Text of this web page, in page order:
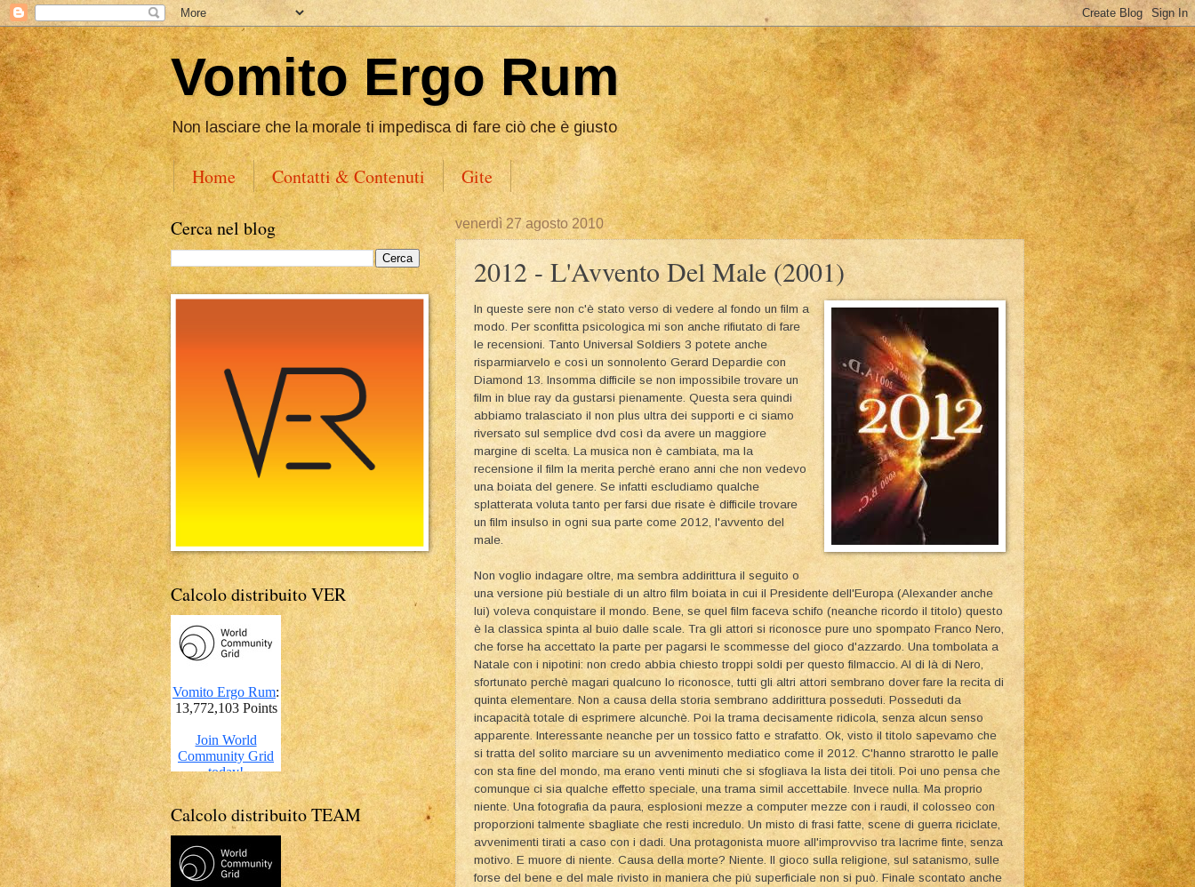
Vomito Ergo Rum
Non lasciare che la morale ti impedisca di fare ciò che è giusto
Home Contatti & Contenuti Gite
venerdì 27 agosto 2010
2012 - L'Avvento Del Male (2001)
In queste sere non c'è stato verso di vedere al fondo un film a
modo. Per sconfitta psicologica mi son anche rifiutato di fare
le recensioni. Tanto Universal Soldiers 3 potete anche
risparmiarvelo e così un sonnolento Gerard Depardie con
Diamond 13. Insomma difficile se non impossibile trovare un
film in blue ray da gustarsi pienamente. Questa sera quindi
abbiamo tralasciato il non plus ultra dei supporti e ci siamo
riversato sul semplice dvd così da avere un maggiore
margine di scelta. La musica non è cambiata, ma la
recensione il film la merita perchè erano anni che non vedevo
una boiata del genere. Se infatti escludiamo qualche
splatterata voluta tanto per farsi due risate è difficile trovare
un film insulso in ogni sua parte come 2012, l'avvento del
male.
Non voglio indagare oltre, ma sembra addirittura il seguito o
una versione più bestiale di un altro film boiata in cui il Presidente dell'Europa (Alexander anche
lui) voleva conquistare il mondo. Bene, se quel film faceva schifo (neanche ricordo il titolo) questo
è la classica spinta al buio dalle scale. Tra gli attori si riconosce pure uno spompato Franco Nero,
che forse ha accettato la parte per pagarsi le scommesse del gioco d'azzardo. Una tombolata a
Natale con i nipotini: non credo abbia chiesto troppi soldi per questo filmaccio. Al di là di Nero,
sfortunato perchè magari qualcuno lo riconosce, tutti gli altri attori sembrano dover fare la recita di
quinta elementare. Non a causa della storia sembrano addirittura posseduti. Posseduti da
incapacità totale di esprimere alcunchè. Poi la trama decisamente ridicola, senza alcun senso
apparente. Interessante neanche per un tossico fatto e strafatto. Ok, visto il titolo sapevamo che
si tratta del solito marciare su un avvenimento mediatico come il 2012. C'hanno strarotto le palle
con sta fine del mondo, ma erano venti minuti che si sfogliava la lista dei titoli. Poi uno pensa che
comunque ci sia qualche effetto speciale, una trama simil accettabile. Invece nulla. Ma proprio
niente. Una fotografia da paura, esplosioni mezze a computer mezze con i raudi, il colosseo con
proporzioni talmente sbagliate che resti incredulo. Un misto di frasi fatte, scene di guerra riciclate,
avvenimenti tirati a caso con i dadi. Una protagonista muore all'improvviso tra lacrime finte, senza
motivo. E muore di niente. Causa della morte? Niente. Il gioco sulla religione, sul satanismo, sulle
forse del bene e del male rivisto in maniera che più superficiale non si può. Finale scontato anche
Cerca nel blog
Calcolo distribuito VER
Calcolo distribuito TEAM